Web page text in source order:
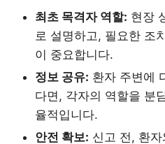
최초 목격자 역할: 현장
로 설명하고, 필요한 조
이 중요합니다.
정보 공유: 환자 주변에
다면, 각자의 역할을 분
율적입니다.
안전 확보: 신고 전, 환